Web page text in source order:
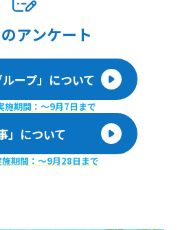
アンケート
ループ」について
施期間：〜9月7日まで
」について
施期間：〜9月28日まで